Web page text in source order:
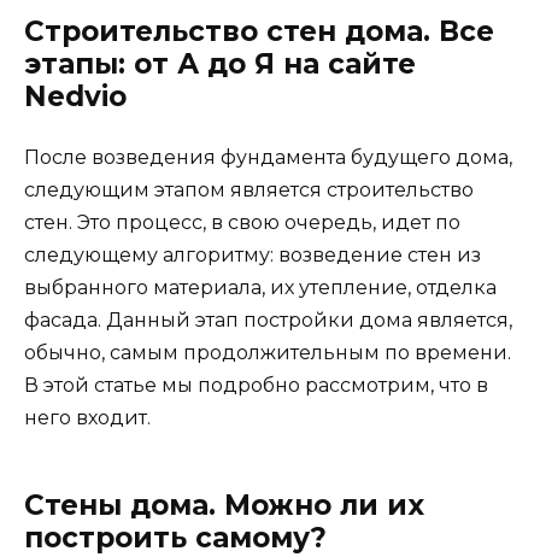
Строительство стен дома. Все
этапы: от А до Я на сайте
Nedvio
После возведения фундамента будущего дома,
следующим этапом является строительство
стен. Это процесс, в свою очередь, идет по
следующему алгоритму: возведение стен из
выбранного материала, их утепление, отделка
фасада. Данный этап постройки дома является,
обычно, самым продолжительным по времени.
В этой статье мы подробно рассмотрим, что в
него входит.
Стены дома. Можно ли их
построить самому?